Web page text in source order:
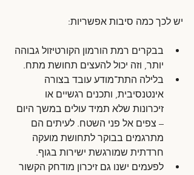
יש לכך כמה סיבות אפשריות:
בבקרים רמת הורמון הקורטיזול גבוהה
יותר, וזה יכול להעצים תחושת מתח.
בלילה התת־מודע עובד בצורה
אינטנסיבית, ותכנים רגשיים או
זיכרונות שלא תמיד עולים במשך היום
– צפים אל פני השטח. לעיתים הם
מתרגמים בבוקר לתחושת מועקה
חרדתית שמורגשת ישירות בגוף.
לפעמים ישנו גם זיכרון מודחק הקשור